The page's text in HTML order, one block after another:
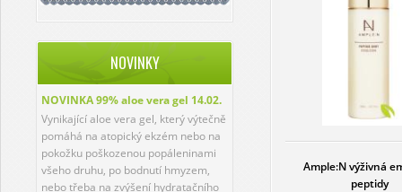
NOVINKY
NOVINKA 99% aloe vera gel 14.02.
Vynikající aloe vera gel, který výtečně
pomáhá na atopický ekzém nebo na
pokožku poškozenou popáleninami
všeho druhu, po bodnutí hmyzem,
nebo třeba na zvýšení hydratačního
Ample:N výživná
peptidy